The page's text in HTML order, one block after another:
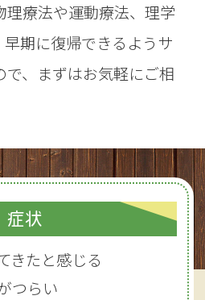
理療法や運動療法、理学
期に復帰できるようサ
、まずはお気軽にご相
症状
きたと感じる
つらい